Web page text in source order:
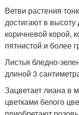
Ветви растения
достигают в
коричневой корой,
пятнистой и более
Листья бледно-
длиной 3
Зацветает лиана
цветками белого